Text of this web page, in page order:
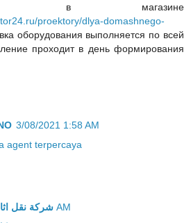
в магазине
proektory/dlya-domashnego-
оборудования выполняется по всей
проходит в день формирования
3/08/2021 1:58 AM
agent terpercaya
شركة نقل 7/23/2021 8:44 AM